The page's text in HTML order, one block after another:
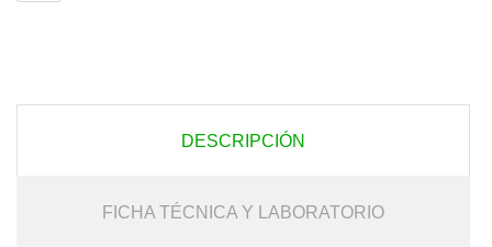
DESCRIPCIÓN
FICHA TÉCNICA Y LABORATORIO